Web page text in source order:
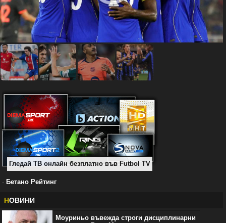
Гледай ТВ онлайн безплатно във Futbol TV
- Бетано Рейтинг
НОВИНИ
Моуриньо въвежда строги дисциплинарни